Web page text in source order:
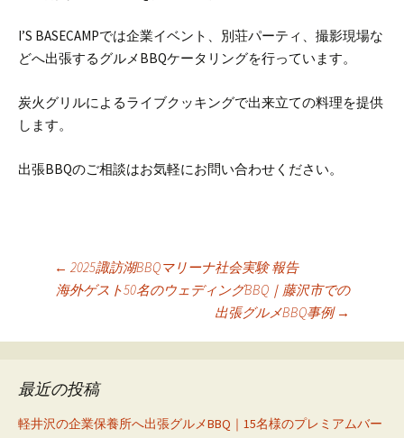
I’S BASECAMPでは企業イベント、別荘パーティ、撮影現場な
どへ出張するグルメBBQケータリングを行っています。
炭火グリルによるライブクッキングで出来立ての料理を提供
します。
出張BBQのご相談はお気軽にお問い合わせください。
ビ
ー
シ
← 2025諏訪湖BBQマリーナ社会実験 報告
海外ゲスト50名のウェディングBBQ｜藤沢市での
出張グルメBBQ事例 →
最近の投稿
軽井沢の企業保養所へ出張グルメBBQ｜15名様のプレミアムバー